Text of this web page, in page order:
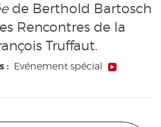
de Berthold Bartosch
Rencontres de la
Truffaut.
: Evénement spécial